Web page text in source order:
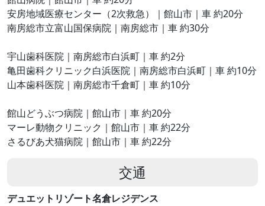
安房地域医療センター（2次救急）｜館山市｜車 約20分
南房総市立富山国保病院｜南房総市｜車 約30分
宇山歯科医院｜南房総市白浜町｜車 約2分
亀田歯科クリニック白浜医院｜南房総市白浜町｜車 約10分
山本歯科医院｜南房総市千倉町｜車 約10分
館山どうぶつ病院｜館山市｜車 約20分
マーレ動物クリニック｜館山市｜車 約22分
さるびあ犬猫病院｜館山市｜車 約22分
交通
デュエットリゾート名倉レジデンス